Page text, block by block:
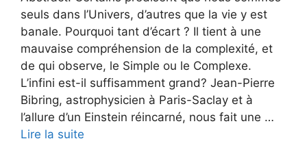
seuls dans l’Univers, d’autres que la vie y est
banale. Pourquoi tant d’écart ? Il tient à une
mauvaise compréhension de la complexité, et
de qui observe, le Simple ou le Complexe.
L’infini est-il suffisamment grand? Jean-Pierre
Bibring, astrophysicien à Paris-Saclay et à
l’allure d’un Einstein réincarné, nous fait une …
Lire la suite